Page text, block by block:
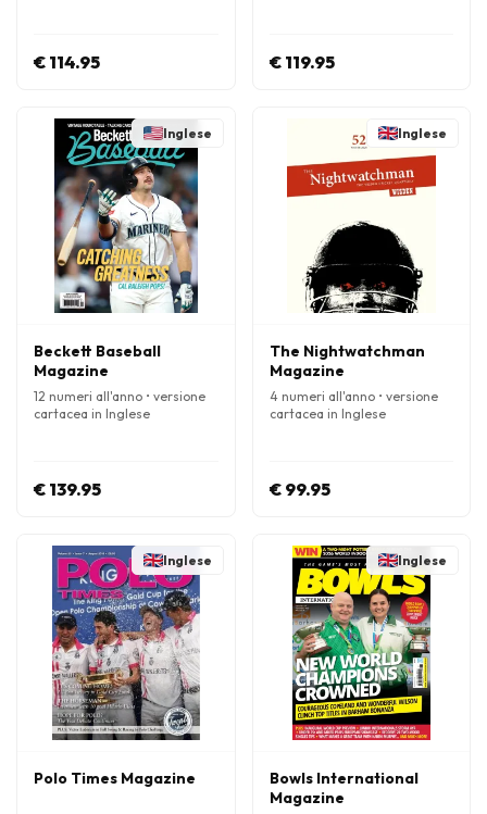
€ 114.95 € 119.95
Inglese
Beckett Baseball
Magazine
12 numeri all'anno • versione
cartacea in Inglese
€ 139.95
Inglese
The Nightwatchman
Magazine
4 numeri all'anno • versione
cartacea in Inglese
€ 99.95
Inglese
Polo Times Magazine
Inglese
Bowls International
Magazine